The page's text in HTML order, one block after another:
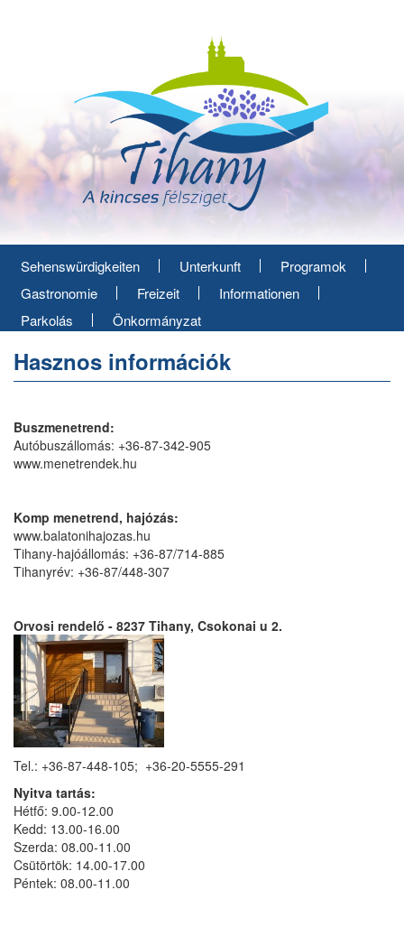
Sehenswürdigkeiten Unterkunft
Programok
Gastronomie
Freizeit
Informationen
Parkolás
Önkormányzat
Hasznos információk
Buszmenetrend:
Autóbuszállomás: +36-87-342-905
www.menetrendek.hu
Komp menetrend, hajózás:
www.balatonihajozas.hu
Tihany-hajóállomás: +36-87/714-885
Tihanyrév: +36-87/448-307
Orvosi rendelő - 8237 Tihany, Csokonai u 2.
Tel.: +36-87-448-105; +36-20-5555-291
Nyitva tartás:
Hétfő: 9.00-12.00
Kedd: 13.00-16.00
Szerda: 08.00-11.00
Csütörtök: 14.00-17.00
Péntek: 08.00-11.00